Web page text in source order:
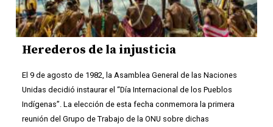
Herederos de la injusticia
El 9 de agosto de 1982, la Asamblea General de las Naciones
Unidas decidió instaurar el “Día Internacional de los Pueblos
Indígenas”. La elección de esta fecha conmemora la primera
reunión del Grupo de Trabajo de la ONU sobre dichas